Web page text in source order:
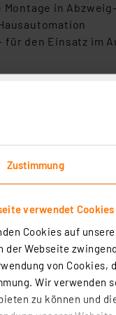
Zustimmung
verwendet Cookies
Cookies auf
der Webseite
von
Wir verwenden
zu können und
in
den Einsatz im
V/50 Hz (außer
Unterputzaktoren
an einen
(AES)*
einzeln